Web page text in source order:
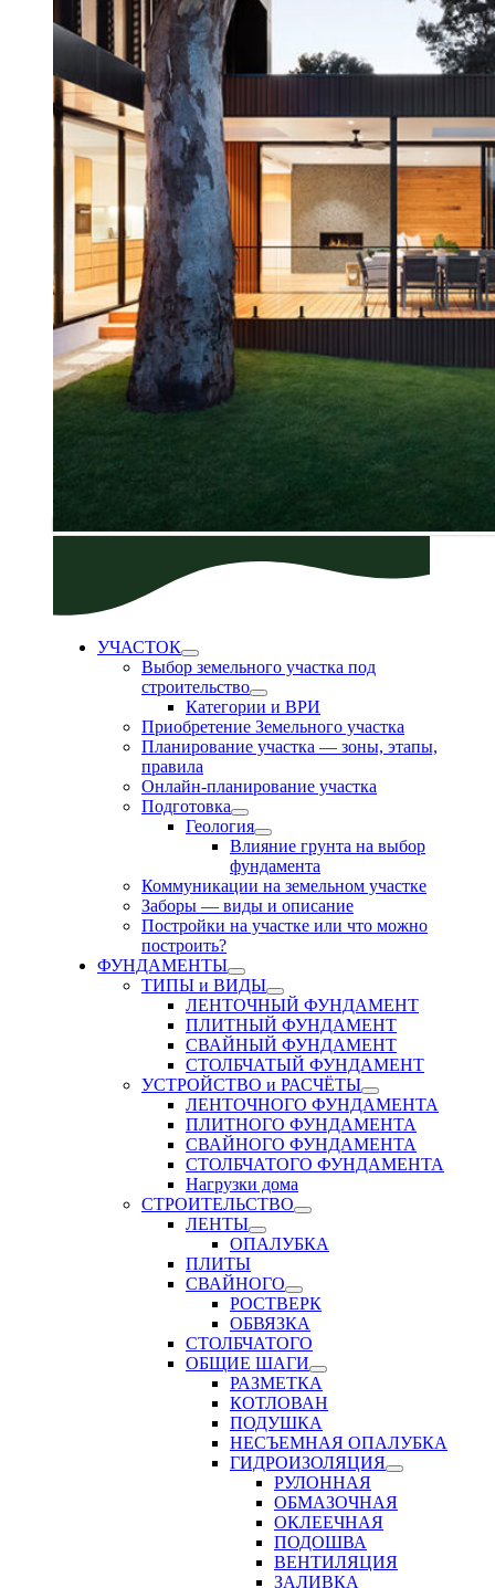
УЧАСТОК
Выбор земельного участка под
строительство
Категории и ВРИ
Приобретение Земельного участка
Планирование участка — зоны, этапы,
правила
Онлайн-планирование участка
Подготовка
Геология
Влияние грунта на выбор
фундамента
Коммуникации на земельном участке
Заборы — виды и описание
Постройки на участке или что можно
построить?
ФУНДАМЕНТЫ
ТИПЫ и ВИДЫ
ЛЕНТОЧНЫЙ ФУНДАМЕНТ
ПЛИТНЫЙ ФУНДАМЕНТ
СВАЙНЫЙ ФУНДАМЕНТ
СТОЛБЧАТЫЙ ФУНДАМЕНТ
УСТРОЙСТВО и РАСЧЁТЫ
ЛЕНТОЧНОГО ФУНДАМЕНТА
ПЛИТНОГО ФУНДАМЕНТА
СВАЙНОГО ФУНДАМЕНТА
СТОЛБЧАТОГО ФУНДАМЕНТА
Нагрузки дома
СТРОИТЕЛЬСТВО
ЛЕНТЫ
ОПАЛУБКА
ПЛИТЫ
СВАЙНОГО
РОСТВЕРК
ОБВЯЗКА
СТОЛБЧАТОГО
ОБЩИЕ ШАГИ
РАЗМЕТКА
КОТЛОВАН
ПОДУШКА
НЕСЪЕМНАЯ ОПАЛУБКА
ГИДРОИЗОЛЯЦИЯ
РУЛОННАЯ
ОБМАЗОЧНАЯ
ОКЛЕЕЧНАЯ
ПОДОШВА
ВЕНТИЛЯЦИЯ
ЗАЛИВКА